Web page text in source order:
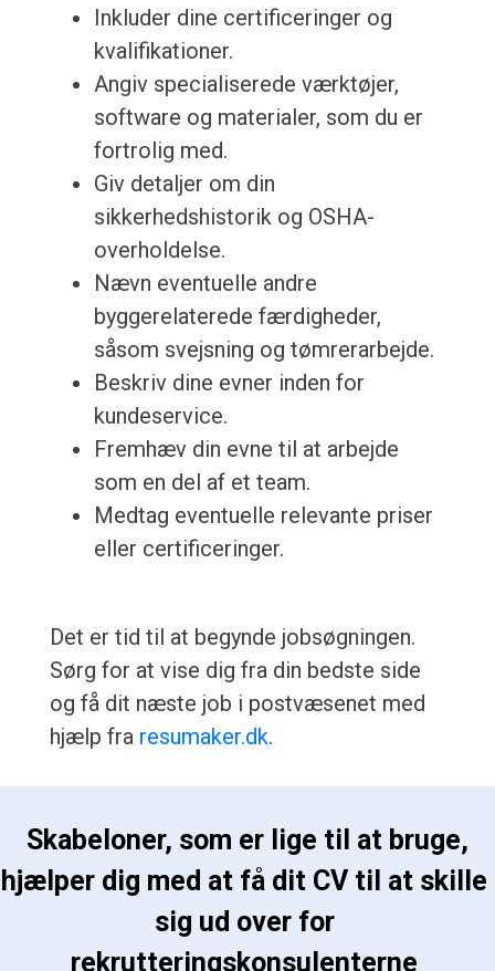
Inkluder dine certificeringer og
kvalifikationer.
Angiv specialiserede værktøjer,
software og materialer, som du er
fortrolig med.
Giv detaljer om din
sikkerhedshistorik og OSHA-
overholdelse.
Nævn eventuelle andre
byggerelaterede færdigheder,
såsom svejsning og tømrerarbejde.
Beskriv dine evner inden for
kundeservice.
Fremhæv din evne til at arbejde
som en del af et team.
Medtag eventuelle relevante priser
eller certificeringer.
Det er tid til at begynde jobsøgningen.
Sørg for at vise dig fra din bedste side
og få dit næste job i postvæsenet med
hjælp fra resumaker.dk.
hjælper dig med at få dit CV til at skille
sig ud over for
rekrutteringskonsulenterne